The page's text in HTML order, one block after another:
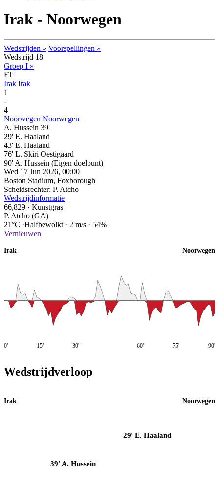
Irak - Noorwegen
Wedstrijden » Voorspellingen »
Wedstrijd 18
Groep I »
FT
Irak Irak
1
-
4
Noorwegen Noorwegen
A. Hussein 39'
29' E. Haaland
43' E. Haaland
76' L. Skiri Oestigaard
90' A. Hussein (Eigen doelpunt)
Wed 17 Jun 2026, 00:00
Boston Stadium, Foxborough
Scheidsrechter: P. Atcho
Wedstrijdinformatie
66,829 · Kunstgras
P. Atcho (GA)
21°C ·Halfbewolkt · 2 m/s · 54%
Vernieuwen
Irak Noorwegen
0' 15' 30' 60' 75' 90'
Wedstrijdverloop
Irak Noorwegen
29' E. Haaland
39' A. Hussein